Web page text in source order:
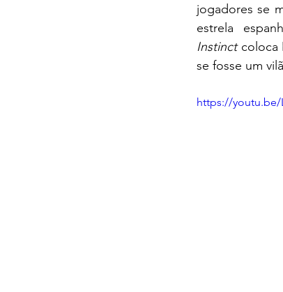
jogadores se
estrela
Instinct coloca
se fosse um
https://youtu.be/